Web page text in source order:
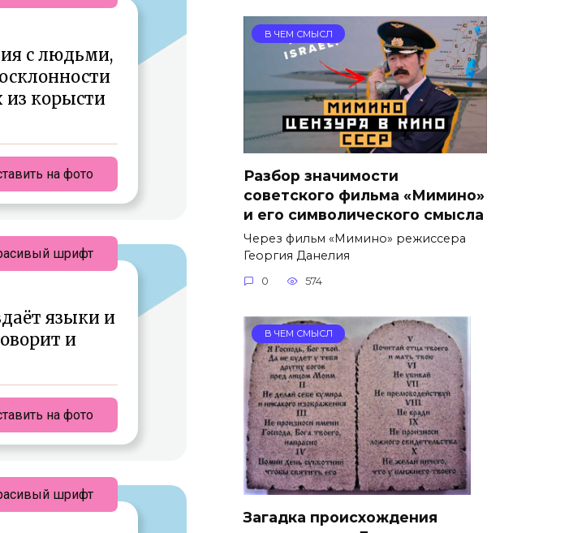
с людьми,
из корысти
на фото
языки и
и
на фото
шрифт
шрифт
В ЧЕМ СМЫСЛ
Разбор значимости
советского фильма «Мимино»
и его символического смысла
Через фильм «Мимино» режиссера
Георгия Данелия
0 574
В ЧЕМ СМЫСЛ
Загадка происхождения